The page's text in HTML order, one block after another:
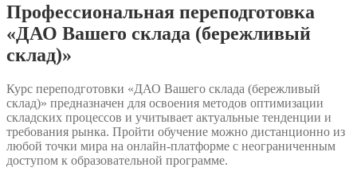
Профессиональная переподготовка
«ДАО Вашего склада (бережливый
склад)»
Курс переподготовки «ДАО Вашего склада (бережливый
склад)» предназначен для освоения методов оптимизации
складских процессов и учитывает актуальные тенденции и
требования рынка. Пройти обучение можно дистанционно из
любой точки мира на онлайн-платформе с неограниченным
доступом к образовательной программе.